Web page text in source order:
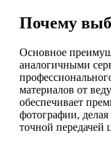
Почему
Основное
аналогичными
материалов от
обеспечивает
фотографии,
точной передачей